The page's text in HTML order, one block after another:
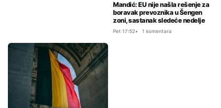
Mandić: EU nije našla rešenje za
boravak prevoznika u Šengen
zoni, sastanak sledeće nedelje
Pet 17:52 1 komentara